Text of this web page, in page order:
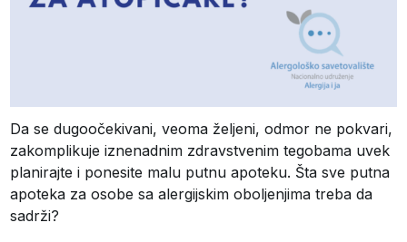
Da se dugoočekivani, veoma željeni, odmor ne pokvari,
zakomplikuje iznenadnim zdravstvenim tegobama uvek
planirajte i ponesite malu putnu apoteku. Šta sve putna
apoteka za osobe sa alergijskim oboljenjima treba da
sadrži?